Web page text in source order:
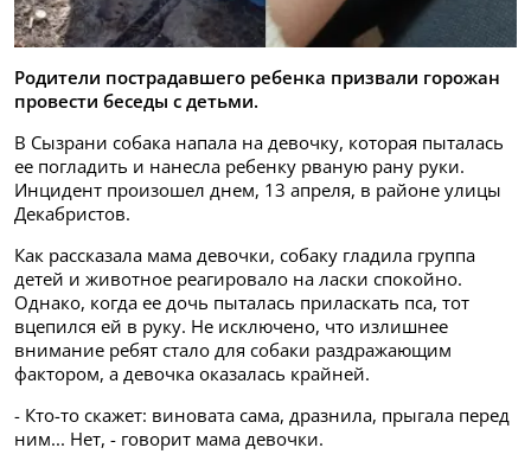
Родители пострадавшего ребенка призвали горожан
провести беседы с детьми.
В Сызрани собака напала на девочку, которая пыталась
ее погладить и нанесла ребенку рваную рану руки.
Инцидент произошел днем, 13 апреля, в районе улицы
Декабристов.
Как рассказала мама девочки, собаку гладила группа
детей и животное реагировало на ласки спокойно.
Однако, когда ее дочь пыталась приласкать пса, тот
вцепился ей в руку. Не исключено, что излишнее
внимание ребят стало для собаки раздражающим
фактором, а девочка оказалась крайней.
- Кто-то скажет: виновата сама, дразнила, прыгала перед
ним... Нет, - говорит мама девочки.